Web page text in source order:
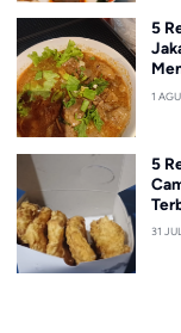
5
1
5
31